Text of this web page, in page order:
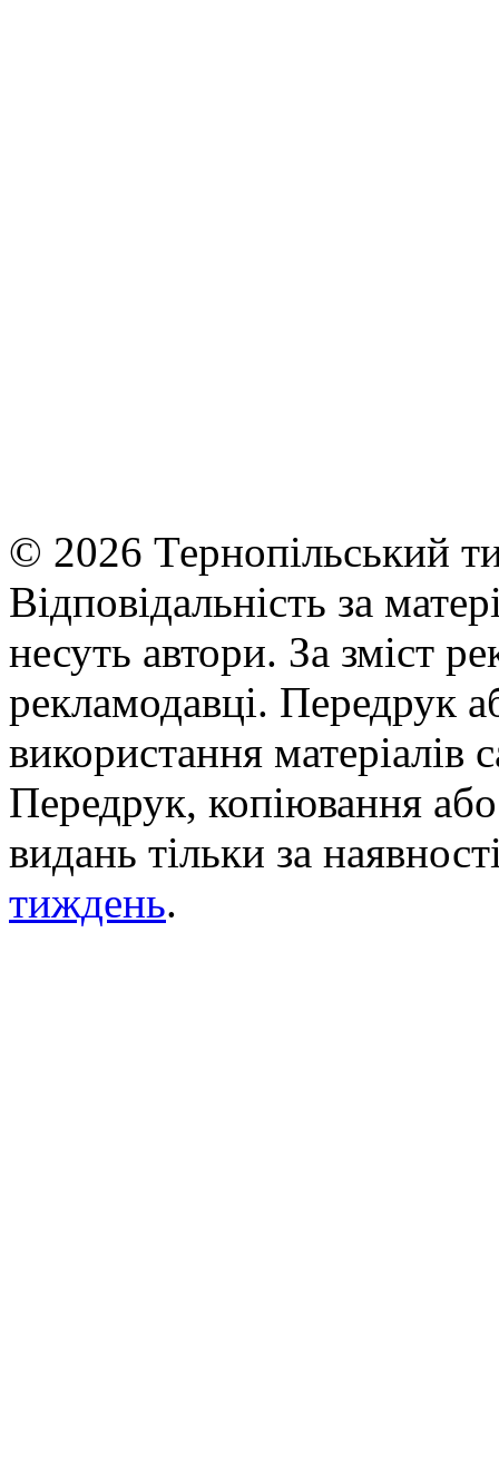
© 2026 Тернопільський
Відповідальність за
несуть автори. За зміст
рекламодавці. Передрук
використання матеріалів
Передрук, копіювання
видань тільки за
тиждень.